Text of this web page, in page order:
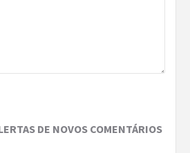
DE NOVOS COMENTÁRIOS